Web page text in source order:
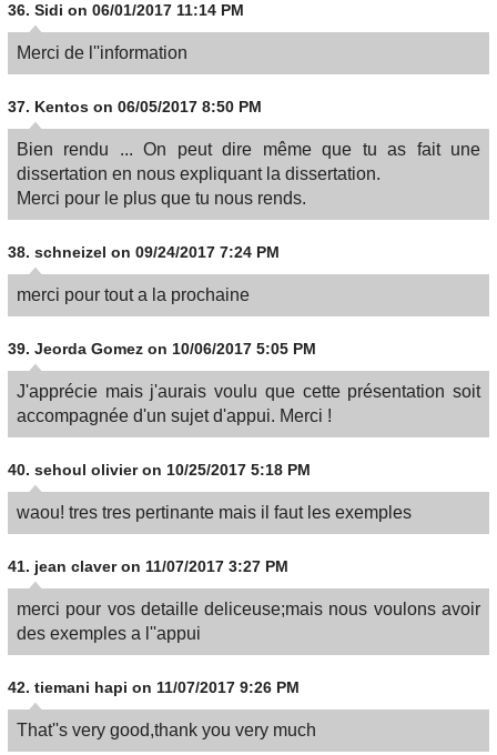
36. Sidi on 06/01/2017 11:14 PM
Merci de l''information
37. Kentos on 06/05/2017 8:50 PM
Bien rendu ... On peut dire même que tu as fait une
dissertation en nous expliquant la dissertation.
Merci pour le plus que tu nous rends.
38. schneizel on 09/24/2017 7:24 PM
merci pour tout a la prochaine
39. Jeorda Gomez on 10/06/2017 5:05 PM
J'apprécie mais j'aurais voulu que cette présentation soit
accompagnée d'un sujet d'appui. Merci !
40. sehoul olivier on 10/25/2017 5:18 PM
waou! tres tres pertinante mais il faut les exemples
41. jean claver on 11/07/2017 3:27 PM
merci pour vos detaille deliceuse;mais nous voulons avoir
des exemples a l''appui
42. tiemani hapi on 11/07/2017 9:26 PM
That''s very good,thank you very much